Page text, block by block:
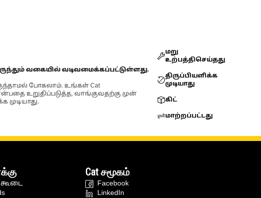
வகையில் வடிவமைக்கப்பட்டுள்ளது.
போகலாம். உங்கள் Cat
உறுதிப்படுத்த, வாங்குவதற்கு முன்
மறு
உற்பத்திசெய்தது
திருப்பியளிக்க
முடியாது
கிட்
மாற்றப்பட்டது
Cat சமூகம்
Facebook
LinkedIn